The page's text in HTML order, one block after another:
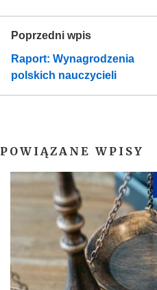
Poprzedni wpis
Raport: Wynagrodzenia
polskich nauczycieli
POWIĄZANE WPISY